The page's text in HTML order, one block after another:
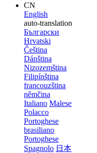
CN
English
auto-translation
Български
Hrvatski
Čeština
Dánština
Nizozemština
Filipínština
francouzština
němčina
Italiano Malese
Polacco
Portoghese
brasiliano
Portoghese
Spagnolo 日本